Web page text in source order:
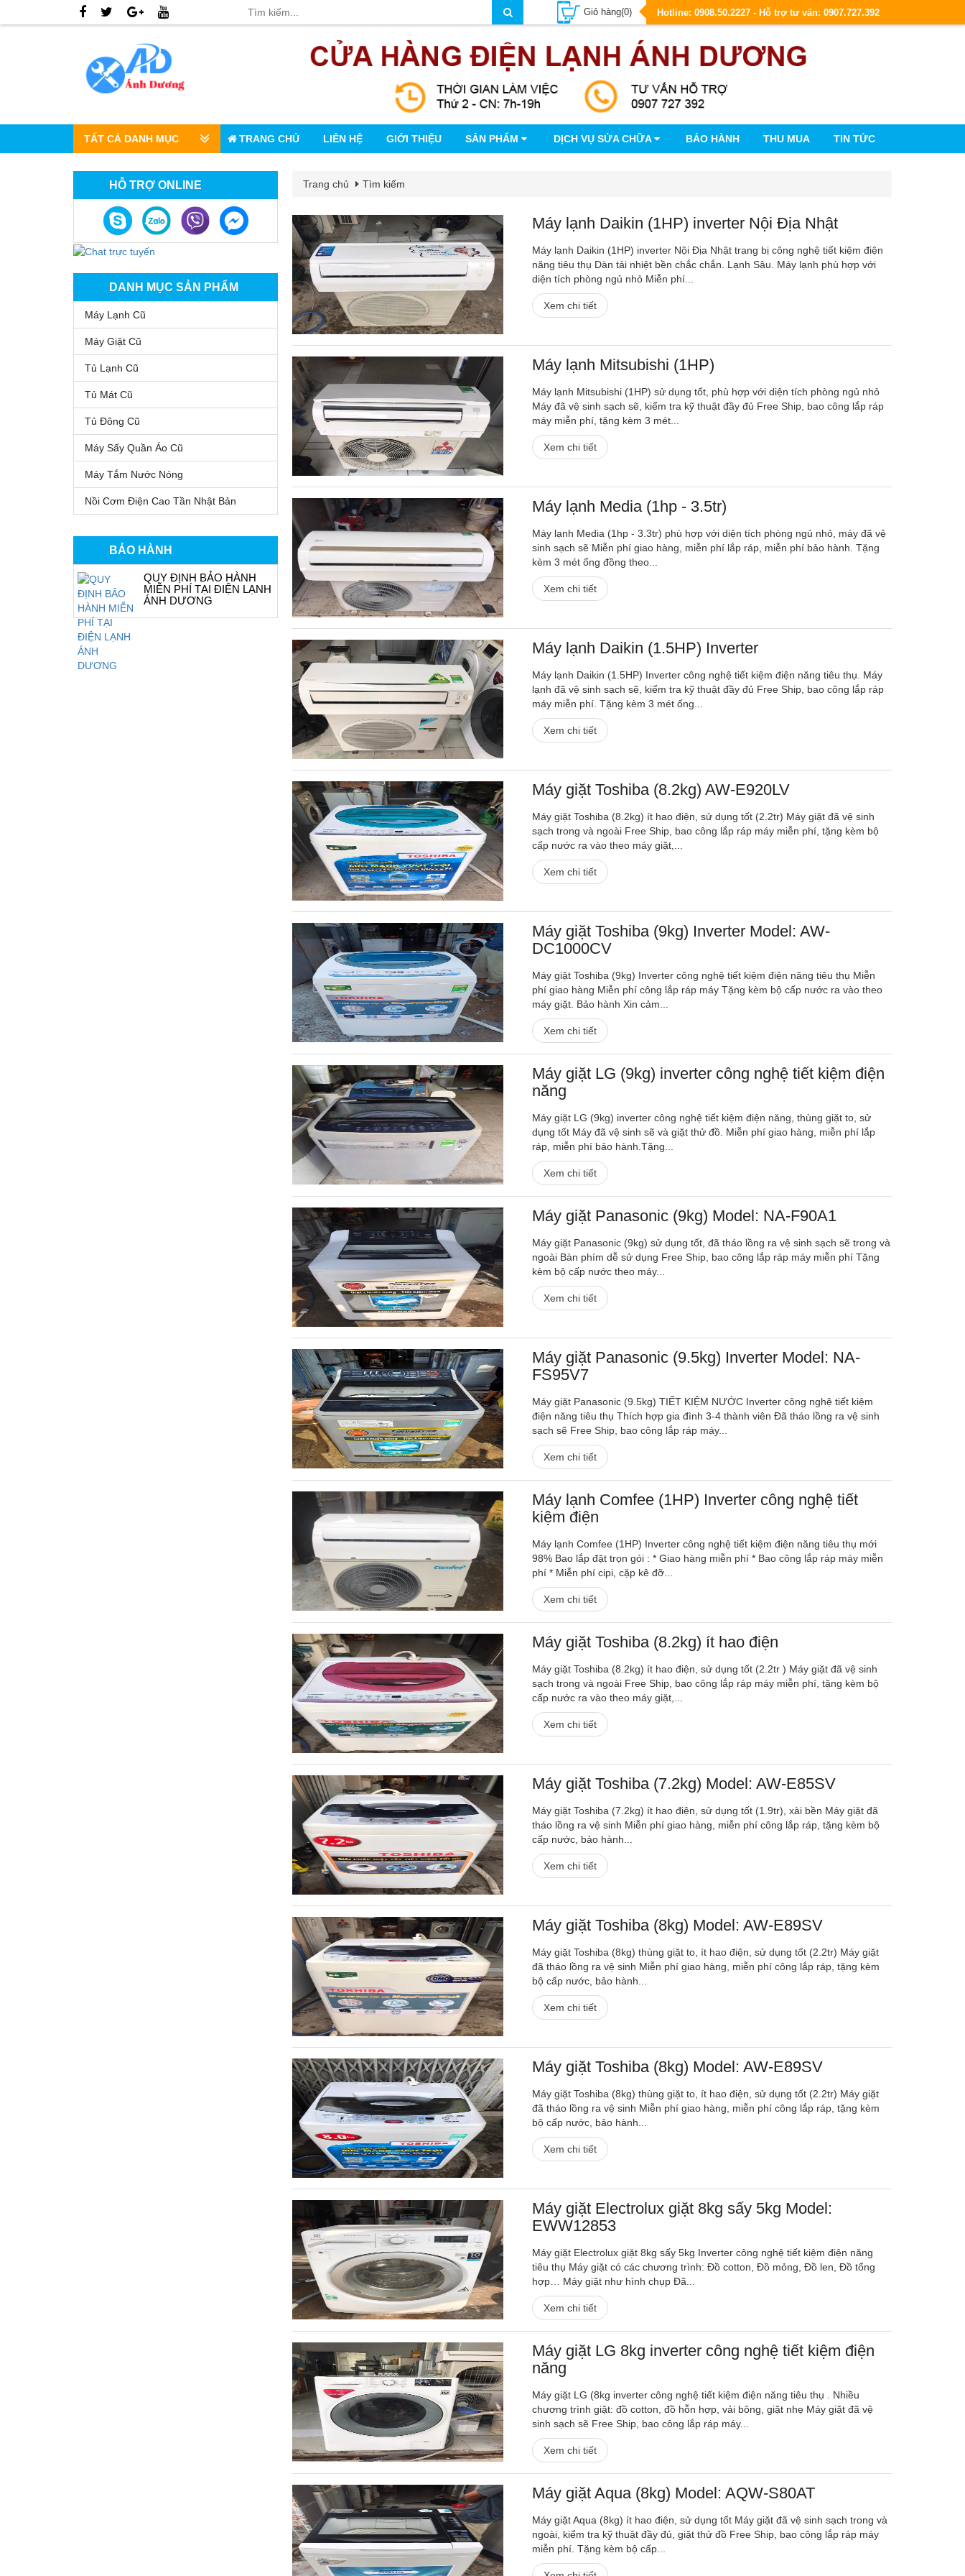
Giỏ hàng(0) Hotline: 0908.50.2227 - Hỗ trợ tư vấn: 0907.727.392
TẤT CẢ DANH MỤC TRANG CHỦ LIÊN HỆ GIỚI THIỆU SẢN PHẨM DỊCH VỤ SỬA CHỮA BẢO HÀNH THU MUA TIN TỨC
HỖ TRỢ ONLINE
DANH MỤC SẢN PHẨM
Máy Lạnh Cũ
Máy Giặt Cũ
Tủ Lạnh Cũ
Tủ Mát Cũ
Tủ Đông Cũ
Máy Sấy Quần Áo Cũ
Máy Tắm Nước Nóng
Nồi Cơm Điện Cao Tần Nhật Bản
BẢO HÀNH
QUY ĐỊNH BẢO HÀNH
MIỄN PHÍ TẠI ĐIỆN LẠNH
ÁNH DƯƠNG
Trang chủ Tìm kiếm
Máy lạnh Daikin (1HP) inverter Nội Địa Nhật
Máy lạnh Daikin (1HP) inverter Nội Địa Nhật trang bị công nghệ tiết kiệm điện
năng tiêu thụ Dàn tải nhiệt bền chắc chắn. Lạnh Sâu. Máy lạnh phù hợp với
diện tích phòng ngủ nhỏ Miễn phí...
Xem chi tiết
Máy lạnh Mitsubishi (1HP)
Máy lạnh Mitsubishi (1HP) sử dụng tốt, phù hợp với diện tích phòng ngủ nhỏ
Máy đã vệ sinh sạch sẽ, kiểm tra kỹ thuật đầy đủ Free Ship, bao công lắp ráp
máy miễn phí, tặng kèm 3 mét...
Xem chi tiết
Máy lạnh Media (1hp - 3.5tr)
Máy lạnh Media (1hp - 3.3tr) phù hợp với diện tích phòng ngủ nhỏ, máy đã vệ
sinh sạch sẽ Miễn phí giao hàng, miễn phí lắp ráp, miễn phí bảo hành. Tặng
kèm 3 mét ống đồng theo...
Xem chi tiết
Máy lạnh Daikin (1.5HP) Inverter
Máy lạnh Daikin (1.5HP) Inverter công nghệ tiết kiệm điện năng tiêu thụ. Máy
lạnh đã vệ sinh sạch sẽ, kiểm tra kỹ thuật đầy đủ Free Ship, bao công lắp ráp
máy miễn phí. Tặng kèm 3 mét ống...
Xem chi tiết
Máy giặt Toshiba (8.2kg) AW-E920LV
Máy giặt Toshiba (8.2kg) ít hao điện, sử dụng tốt (2.2tr) Máy giặt đã vệ sinh
sạch trong và ngoài Free Ship, bao công lắp ráp máy miễn phí, tặng kèm bộ
cấp nước ra vào theo máy giặt,...
Xem chi tiết
Máy giặt Toshiba (9kg) Inverter Model: AW-
DC1000CV
Máy giặt Toshiba (9kg) Inverter công nghệ tiết kiệm điện năng tiêu thụ Miễn
phí giao hàng Miễn phí công lắp ráp máy Tặng kèm bộ cấp nước ra vào theo
máy giặt. Bảo hành Xin cảm...
Xem chi tiết
Máy giặt LG (9kg) inverter công nghệ tiết kiệm điện
năng
Máy giặt LG (9kg) inverter công nghệ tiết kiệm điện năng, thùng giặt to, sử
dụng tốt Máy đã vệ sinh sẽ và giặt thử đồ. Miễn phí giao hàng, miễn phí lắp
ráp, miễn phí bảo hành.Tặng...
Xem chi tiết
Máy giặt Panasonic (9kg) Model: NA-F90A1
Máy giặt Panasonic (9kg) sử dụng tốt, đã tháo lồng ra vệ sinh sạch sẽ trong và
ngoài Bàn phím dễ sử dụng Free Ship, bao công lắp ráp máy miễn phí Tặng
kèm bộ cấp nước theo máy...
Xem chi tiết
Máy giặt Panasonic (9.5kg) Inverter Model: NA-
FS95V7
Máy giặt Panasonic (9.5kg) TIẾT KIỆM NƯỚC Inverter công nghệ tiết kiệm
điện năng tiêu thụ Thích hợp gia đình 3-4 thành viên Đã tháo lồng ra vệ sinh
sạch sẽ Free Ship, bao công lắp ráp máy...
Xem chi tiết
Máy lạnh Comfee (1HP) Inverter công nghệ tiết
kiệm điện
Máy lạnh Comfee (1HP) Inverter công nghệ tiết kiệm điện năng tiêu thụ mới
98% Bao lắp đặt trọn gói : * Giao hàng miễn phí * Bao công lắp ráp máy miễn
phí * Miễn phí cipi, cặp kê đỡ...
Xem chi tiết
Máy giặt Toshiba (8.2kg) ít hao điện
Máy giặt Toshiba (8.2kg) ít hao điện, sử dụng tốt (2.2tr ) Máy giặt đã vệ sinh
sạch trong và ngoài Free Ship, bao công lắp ráp máy miễn phí, tặng kèm bộ
cấp nước ra vào theo máy giặt,...
Xem chi tiết
Máy giặt Toshiba (7.2kg) Model: AW-E85SV
Máy giặt Toshiba (7.2kg) ít hao điện, sử dụng tốt (1.9tr), xài bền Máy giặt đã
tháo lồng ra vệ sinh Miễn phí giao hàng, miễn phí công lắp ráp, tặng kèm bộ
cấp nước, bảo hành...
Xem chi tiết
Máy giặt Toshiba (8kg) Model: AW-E89SV
Máy giặt Toshiba (8kg) thùng giặt to, ít hao điện, sử dụng tốt (2.2tr) Máy giặt
đã tháo lồng ra vệ sinh Miễn phí giao hàng, miễn phí công lắp ráp, tặng kèm
bộ cấp nước, bảo hành...
Xem chi tiết
Máy giặt Toshiba (8kg) Model: AW-E89SV
Máy giặt Toshiba (8kg) thùng giặt to, ít hao điện, sử dụng tốt (2.2tr) Máy giặt
đã tháo lồng ra vệ sinh Miễn phí giao hàng, miễn phí công lắp ráp, tặng kèm
bộ cấp nước, bảo hành...
Xem chi tiết
Máy giặt Electrolux giặt 8kg sấy 5kg Model:
EWW12853
Máy giặt Electrolux giặt 8kg sấy 5kg Inverter công nghệ tiết kiệm điện năng
tiêu thụ Máy giặt có các chương trình: Đồ cotton, Đồ mỏng, Đồ len, Đồ tổng
hợp… Máy giặt như hình chụp Đã...
Xem chi tiết
Máy giặt LG 8kg inverter công nghệ tiết kiệm điện
năng
Máy giặt LG (8kg inverter công nghệ tiết kiệm điện năng tiêu thụ . Nhiều
chương trình giặt: đồ cotton, đồ hỗn hợp, vải bông, giặt nhẹ Máy giặt đã vệ
sinh sạch sẽ Free Ship, bao công lắp ráp máy...
Xem chi tiết
Máy giặt Aqua (8kg) Model: AQW-S80AT
Máy giặt Aqua (8kg) ít hao điện, sử dụng tốt Máy giặt đã vệ sinh sạch trong và
ngoài, kiểm tra kỹ thuật đầy đủ, giặt thử đồ Free Ship, bao công lắp ráp máy
miễn phí. Tặng kèm bộ cấp...